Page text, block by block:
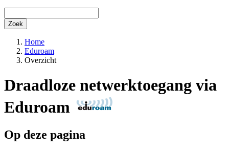
Zoek
Home
Eduroam
Overzicht
Draadloze netwerktoegang via
Eduroam
Op deze pagina